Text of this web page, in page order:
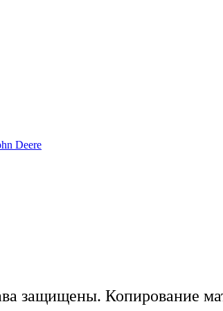
Deere
защищены. Копирование